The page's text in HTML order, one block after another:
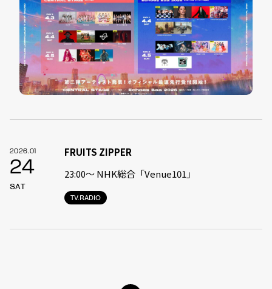
2026.01
24
SAT
TV.RADIO
FRUITS ZIPPER
23:00〜 NHK総合「Venue101」